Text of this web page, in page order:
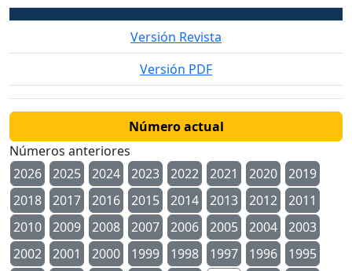
Versión Revista
Versión PDF
Número actual
Números anteriores
2026
2025 2024 2023 2022 2021 2020
2019
2018
2017 2016 2015 2014 2013 2012
2011
2010
2009 2008 2007 2006 2005 2004
2003
2002
2001 2000 1999 1998 1997 1996
1995